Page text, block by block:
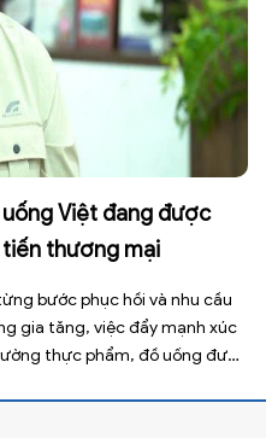
Việt đang được
tiến thương mại
bước phục hồi và nhu cầu
gia tăng, việc đẩy mạnh xúc
thực phẩm, đồ uống được